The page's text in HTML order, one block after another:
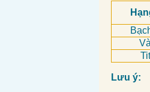
Lưu ý: